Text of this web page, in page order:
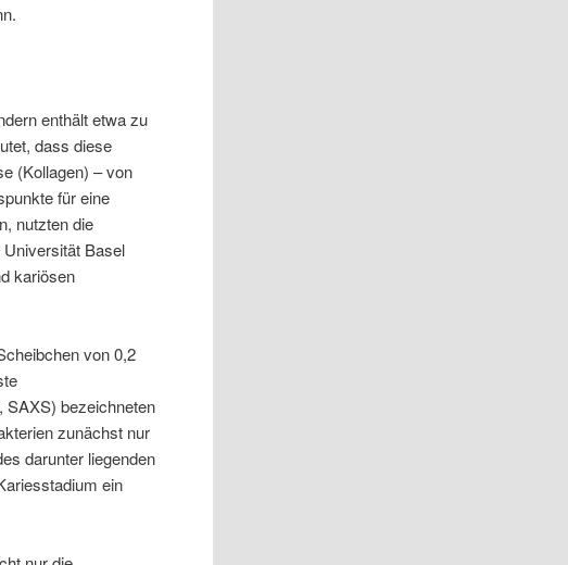
enthält etwa zu
dass diese
(Kollagen) – von
für eine
nutzten die
Basel
kariösen
von 0,2
SAXS) bezeichneten
zunächst nur
darunter liegenden
ein